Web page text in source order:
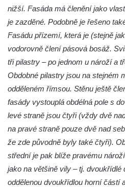
Dům čp. 46 v ulici T. G. Masaryka
Boru
Dům čp. 106 v Kalinově ulici v
(informační středisko)
Kittelův dům čp. 101 v Novém
Hornický dům Sokolov
Fuchsova vila v Kraslicích
Katova ulička v Kadani
Kittelův dům v Krásné u Pěnčína
Fara u kostela svatého Josefa v
nižší. Fasáda má členění jako
je zazděné. Podobně je řešeno
Fasádu přízemí, která je (stejně
vodorovně člení pásová bosáž.
tři pilastry – po jednom u nároží a
Obdobné pilastry jsou na stejném
odděleném římsou. Stěnu ještě
fasády vystouplá obdélná pole s
levé straně jsou čtyři (vždy dvě
na pravé straně pouze dvě nad
že zde původně byly také čtyři).
střední je pak blíže pravému
jako na většině vily – tj. dvoukřídlé
oddělenou dvoukřídlou horní částí